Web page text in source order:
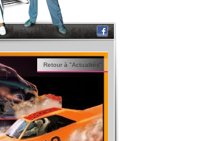
Retour à "Actualités"